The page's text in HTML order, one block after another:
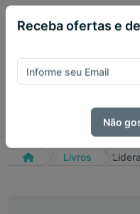
Livros
Receba ofertas e
Não